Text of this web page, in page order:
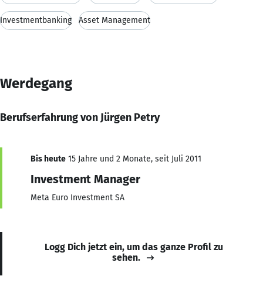
Investmentbanking Asset Management
Werdegang
Berufserfahrung von Jürgen Petry
Bis heute 15 Jahre und 2 Monate, seit Juli 2011
Investment Manager
Meta Euro Investment SA
Logg Dich jetzt ein, um das ganze Profil zu
sehen.